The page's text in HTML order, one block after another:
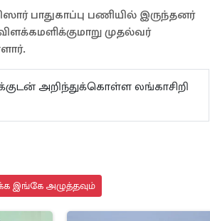
பாதுகாப்பு பணியில் இருந்தனர்
முதல்வர்
அறிந்துக்கொள்ள லங்காசிறி
இங்கே அழுத்தவும்